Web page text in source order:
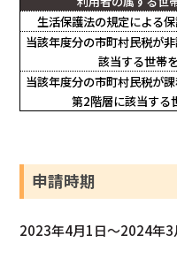
生活保護法の規定による
当該年度分の市町村民税が
該当する世帯
当該年度分の市町村民税が
第2階層に該当する
申請時期
2023年4月1日～2024年3